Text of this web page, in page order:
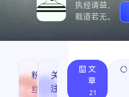
执经请益，
载道若无。
粉
丝
0 关
注
文
章
21